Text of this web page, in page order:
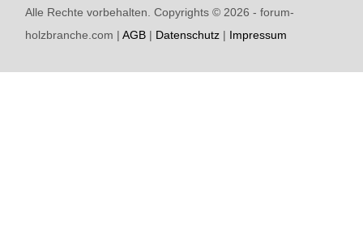
Alle Rechte vorbehalten. Copyrights ©2026 - forum-
holzbranche.com |AGB | Datenschutz | Impressum